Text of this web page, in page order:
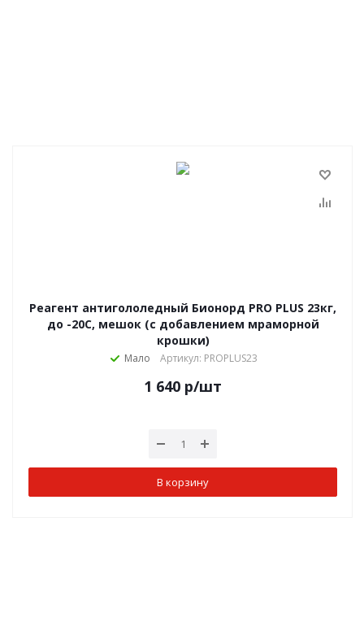
Реагент антигололедный Бионорд PRO PLUS 23кг,
до -20С, мешок (с добавлением мраморной
крошки)
Мало Артикул: PROPLUS23
1 640 р/шт
В корзину